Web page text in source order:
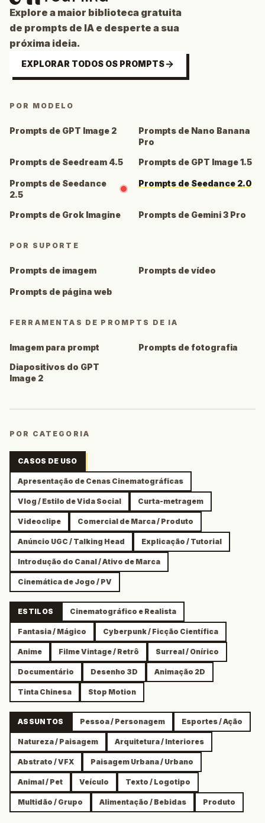
Explore a maior biblioteca gratuita
de prompts de IA e desperte a sua
próxima ideia.
EXPLORAR TODOS OS PROMPTS
POR MODELO
Prompts de GPT Image 2
Prompts de Nano Banana
Pro
Prompts de Seedream 4.5
Prompts de GPT Image 1.5
Prompts de Seedance
2.5
Prompts de Seedance 2.0
Prompts de Grok Imagine Prompts de Gemini 3 Pro
POR SUPORTE
Prompts de imagem Prompts de vídeo
Prompts de página web
FERRAMENTAS DE PROMPTS DE IA
Imagem para prompt
Prompts de fotografia
Diapositivos do GPT
Image 2
POR CATEGORIA
CASOS DE USO
Apresentação de Cenas Cinematográficas
Vlog / Estilo de Vida Social Curta-metragem
Videoclipe Comercial de Marca / Produto
Anúncio UGC / Talking Head Explicação / Tutorial
Introdução do Canal / Ativo de Marca
Cinemática de Jogo / PV
ESTILOS Cinematográfico e Realista
Fantasia / Mágico Cyberpunk / Ficção Científica
Anime Filme Vintage / Retrô Surreal / Onírico
Documentário Desenho 3D Animação 2D
Tinta Chinesa Stop Motion
ASSUNTOS Pessoa / Personagem Esportes / Ação
Natureza / Paisagem Arquitetura / Interiores
Abstrato / VFX Paisagem Urbana / Urbano
Animal / Pet Veículo Texto / Logotipo
Multidão / Grupo Alimentação / Bebidas Produto